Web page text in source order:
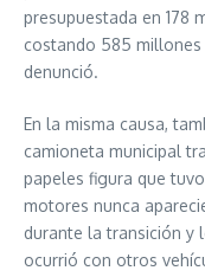
presupuestada en 178
costando 585 millones
denunció.
En la misma causa,
camioneta municipal
papeles figura que
motores nunca
durante la transición y
ocurrió con otros